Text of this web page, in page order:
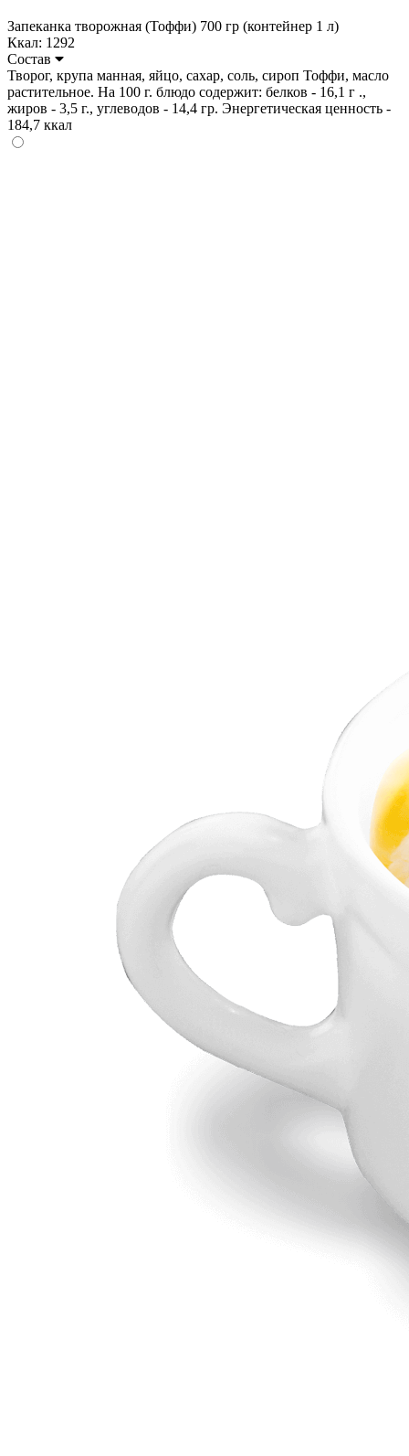
Запеканка творожная (Тоффи) 700 гр (контейнер 1 л)
Ккал: 1292
Состав
Творог, крупа манная, яйцо, сахар, соль, сироп Тоффи, масло
растительное. На 100 г. блюдо содержит: белков - 16,1 г .,
жиров - 3,5 г., углеводов - 14,4 гр. Энергетическая ценность -
184,7 ккал